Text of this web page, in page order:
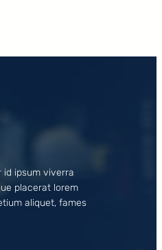
id ipsum viverra
placerat lorem
aliquet, fames